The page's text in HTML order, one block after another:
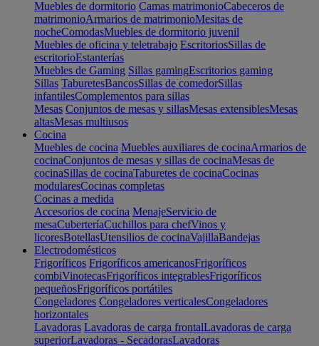
Muebles de dormitorio Camas matrimonioCabeceros de
matrimonioArmarios de matrimonioMesitas de
nocheComodasMuebles de dormitorio juvenil
Muebles de oficina y teletrabajo EscritoriosSillas de
escritorioEstanterías
Muebles de Gaming Sillas gamingEscritorios gaming
Sillas TaburetesBancosSillas de comedorSillas
infantilesComplementos para sillas
Mesas Conjuntos de mesas y sillasMesas extensiblesMesas
altasMesas multiusos
Cocina
Muebles de cocina Muebles auxiliares de cocinaArmarios de
cocinaConjuntos de mesas y sillas de cocinaMesas de
cocinaSillas de cocinaTaburetes de cocinaCocinas
modularesCocinas completas
Cocinas a medida
Accesorios de cocina MenajeServicio de
mesaCuberteríaCuchillos para chefVinos y
licoresBotellasUtensilios de cocinaVajillaBandejas
Electrodomésticos
Frigoríficos Frigoríficos americanosFrigoríficos
combiVinotecasFrigoríficos integrablesFrigoríficos
pequeñosFrigoríficos portátiles
Congeladores Congeladores verticalesCongeladores
horizontales
Lavadoras Lavadoras de carga frontalLavadoras de carga
superiorLavadoras - SecadorasLavadoras